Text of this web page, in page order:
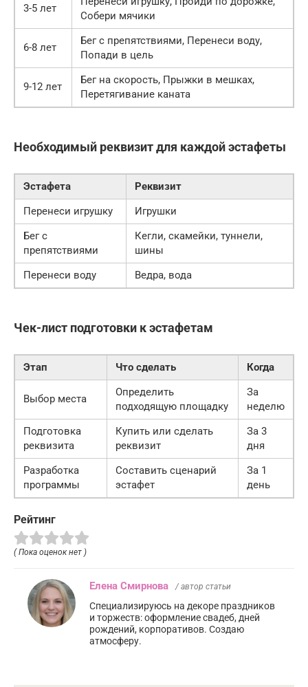
3-5 лет
Собери мячики
6-8 лет
Бег с препятствиями, Перенеси воду,
Попади в цель
9-12 лет
Бег на скорость, Прыжки в мешках,
Перетягивание каната
Необходимый реквизит для каждой эстафеты
Эстафета
Реквизит
Перенеси игрушку
Игрушки
Бег с
препятствиями
Кегли, скамейки, туннели,
шины
Перенеси воду
Ведра, вода
Чек-лист подготовки к эстафетам
Этап Что сделать Когда
Выбор места
Определить
подходящую площадку
За
неделю
Подготовка
реквизита
Купить или сделать
реквизит
За 3
дня
Разработка
программы
Составить сценарий
эстафет
За 1
день
Рейтинг
( Пока оценок нет )
Елена Смирнова / автор статьи
Специализируюсь на декоре праздников
и торжеств: оформление свадеб, дней
рождений, корпоративов. Создаю
атмосферу.